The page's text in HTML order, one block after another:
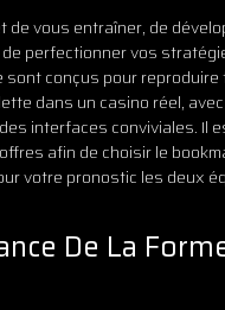
de vous entraîner, de
perfectionner vos
sont conçus pour
dans un casino réel,
interfaces conviviales. Il
afin de choisir le
votre pronostic les deux
De La